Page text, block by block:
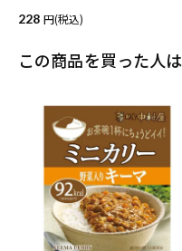
228
(税込)
この商品を買った人